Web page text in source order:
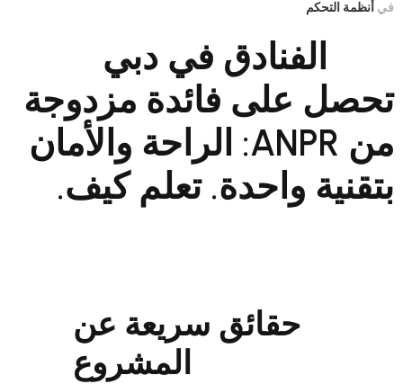
الفنادق في دبي
على فائدة مزدوجة
من ANPR: الراحة والأمان
واحدة. تعلم كيف.
حقائق سريعة عن
المشروع